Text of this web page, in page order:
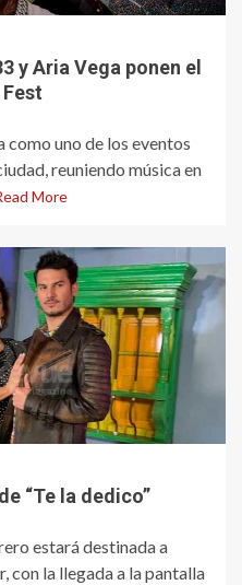
y Aria Vega ponen el
como uno de los eventos
reuniendo música en
More
“Te la dedico”
estará destinada a
con la llegada a la pantalla